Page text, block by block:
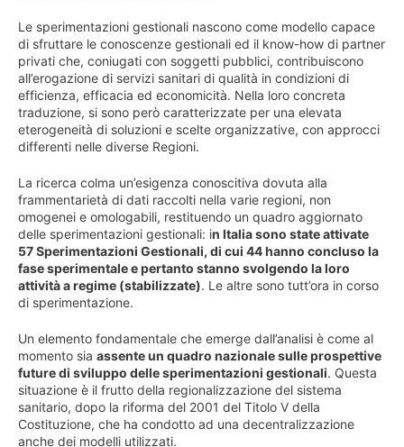
Le sperimentazioni gestionali nascono come modello capace
di sfruttare le conoscenze gestionali ed il know-how di partner
privati che, coniugati con soggetti pubblici, contribuiscono
all’erogazione di servizi sanitari di qualità in condizioni di
efficienza, efficacia ed economicità. Nella loro concreta
traduzione, si sono però caratterizzate per una elevata
eterogeneità di soluzioni e scelte organizzative, con approcci
differenti nelle diverse Regioni.
La ricerca colma un’esigenza conoscitiva dovuta alla
frammentarietà di dati raccolti nella varie regioni, non
omogenei e omologabili, restituendo un quadro aggiornato
delle sperimentazioni gestionali: in Italia sono state attivate
57 Sperimentazioni Gestionali, di cui 44 hanno concluso la
fase sperimentale e pertanto stanno svolgendo la loro
attività a regime (stabilizzate). Le altre sono tutt’ora in corso
di sperimentazione.
Un elemento fondamentale che emerge dall’analisi è come al
momento sia assente un quadro nazionale sulle prospettive
future di sviluppo delle sperimentazioni gestionali. Questa
situazione è il frutto della regionalizzazione del sistema
sanitario, dopo la riforma del 2001 del Titolo V della
Costituzione, che ha condotto ad una decentralizzazione
anche dei modelli utilizzati.